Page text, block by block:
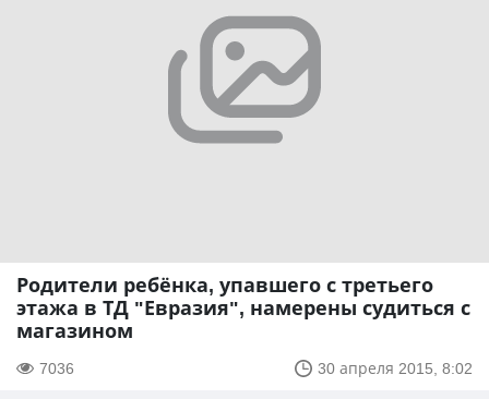
Родители ребёнка, упавшего с третьего
этажа в ТД "Евразия", намерены судиться с
магазином
7036 30 апреля 2015, 8:02